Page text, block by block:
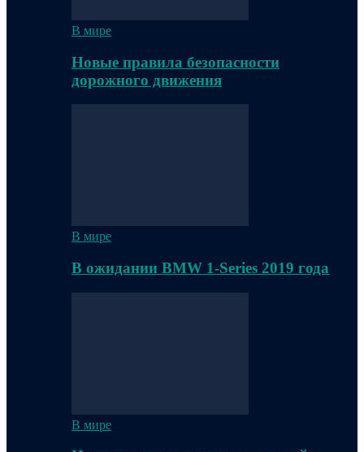
В мире
Новые правила безопасности
дорожного движения
В мире
В ожидании BMW 1-Series 2019 года
В мире